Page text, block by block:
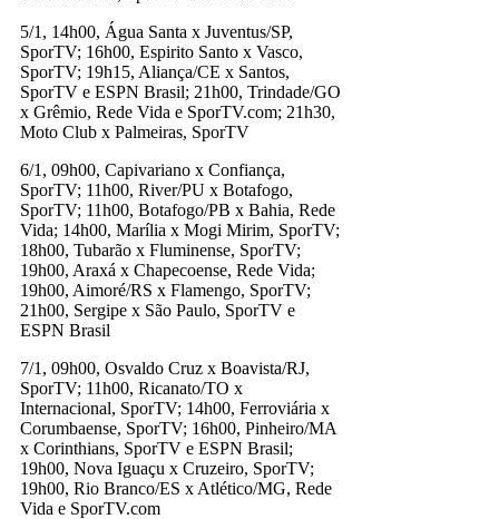
5/1, 14h00, Água Santa x Juventus/SP,
SporTV; 16h00, Espirito Santo x Vasco,
SporTV; 19h15, Aliança/CE x Santos,
SporTV e ESPN Brasil; 21h00, Trindade/GO
x Grêmio, Rede Vida e SporTV.com; 21h30,
Moto Club x Palmeiras, SporTV
6/1, 09h00, Capivariano x Confiança,
SporTV; 11h00, River/PU x Botafogo,
SporTV; 11h00, Botafogo/PB x Bahia, Rede
Vida; 14h00, Marília x Mogi Mirim, SporTV;
18h00, Tubarão x Fluminense, SporTV;
19h00, Araxá x Chapecoense, Rede Vida;
19h00, Aimoré/RS x Flamengo, SporTV;
21h00, Sergipe x São Paulo, SporTV e
ESPN Brasil
7/1, 09h00, Osvaldo Cruz x Boavista/RJ,
SporTV; 11h00, Ricanato/TO x
Internacional, SporTV; 14h00, Ferroviária x
Corumbaense, SporTV; 16h00, Pinheiro/MA
x Corinthians, SporTV e ESPN Brasil;
19h00, Nova Iguaçu x Cruzeiro, SporTV;
19h00, Rio Branco/ES x Atlético/MG, Rede
Vida e SporTV.com